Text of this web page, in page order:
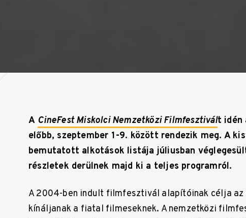
A CineFest Miskolci Nemzetközi Filmfesztivált idén
előbb, szeptember 1-9. között rendezik meg. A
bemutatott alkotások listája júliusban
részletek derülnek majd ki a teljes programról.
A 2004-ben indult filmfesztivál alapítóinak célja
kínáljanak a fiatal filmeseknek. A nemzetközi